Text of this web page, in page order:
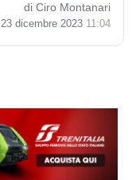
di Ciro Montanari
23 dicembre 2023 11:04